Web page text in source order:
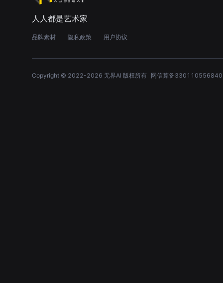
人人都是艺术家
品牌素材 隐私政策 用户协议
Copyright © 2022-2026 无界AI 版权所有 网信算备